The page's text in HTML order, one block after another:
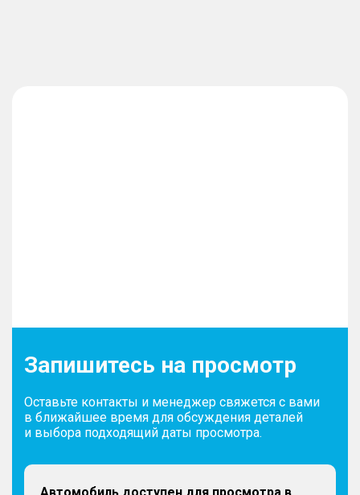
Запишитесь на просмотр
Оставьте контакты и менеджер свяжется с вами
в ближайшее время для обсуждения деталей
и выбора подходящий даты просмотра.